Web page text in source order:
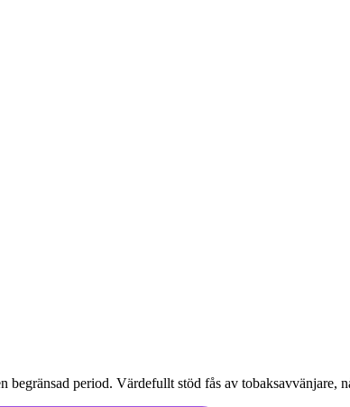
period. Värdefullt stöd fås av tobaksavvänjare,